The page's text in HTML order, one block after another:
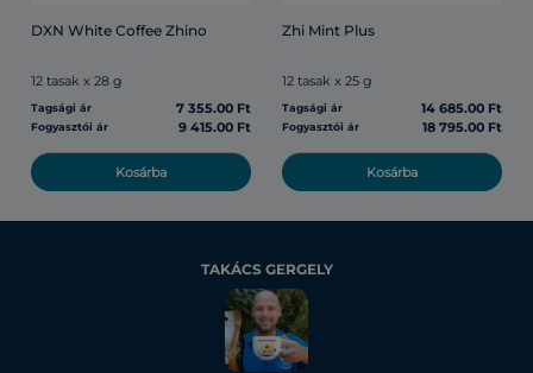
DXN White Coffee Zhino
12 tasak x 28 g
Tagsági ár 7 355.00 Ft
Fogyasztói ár 9 415.00 Ft
Kosárba
Zhi Mint Plus
12 tasak x 25 g
Tagsági ár 14 685.00 Ft
Fogyasztói ár 18 795.00 Ft
Kosárba
TAKÁCS GERGELY